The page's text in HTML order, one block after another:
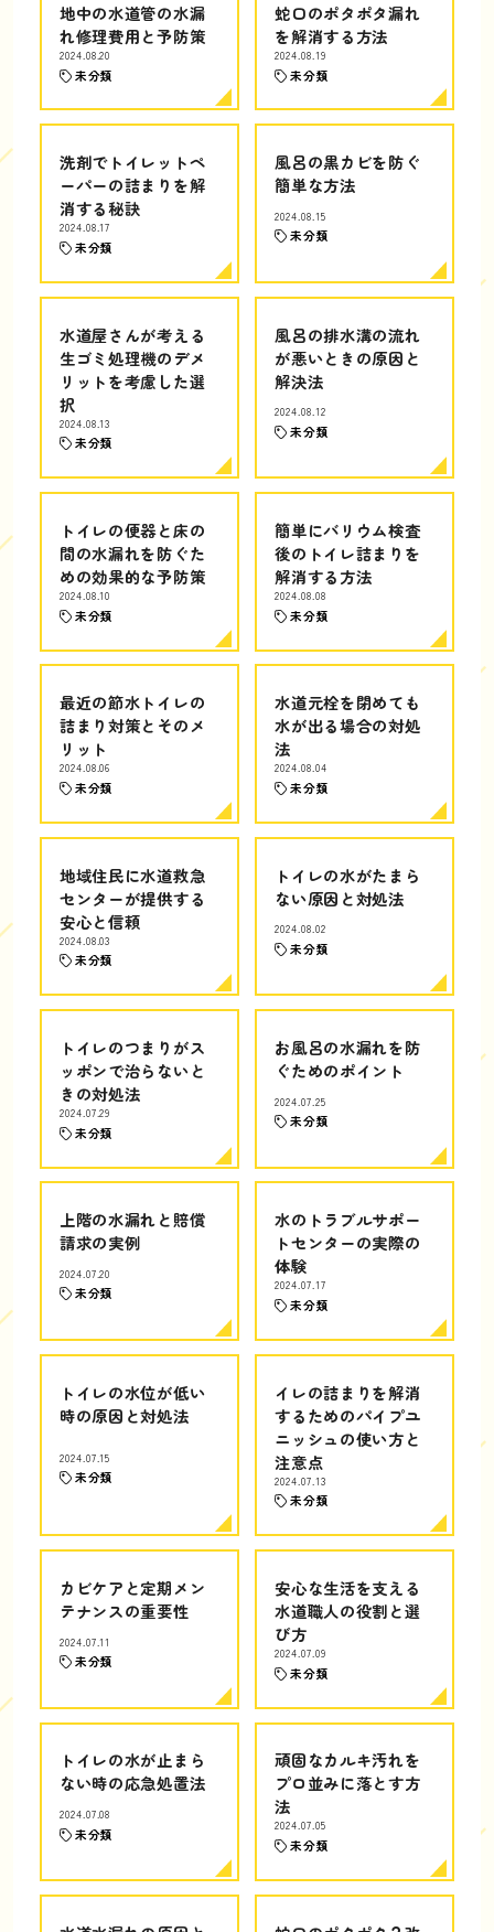
地中の水道管の水漏
れ修理費用と予防策
2024.08.20
未分類
蛇口のポタポタ漏れ
を解消する方法
2024.08.19
未分類
洗剤でトイレットペ
ーパーの詰まりを解
消する秘訣
2024.08.17
未分類
風呂の黒カビを防ぐ
簡単な方法
2024.08.15
未分類
水道屋さんが考える
生ゴミ処理機のデメ
リットを考慮した選
択
2024.08.13
未分類
風呂の排水溝の流れ
が悪いときの原因と
解決法
2024.08.12
未分類
トイレの便器と床の
間の水漏れを防ぐた
めの効果的な予防策
2024.08.10
未分類
簡単にバリウム検査
後のトイレ詰まりを
解消する方法
2024.08.08
未分類
最近の節水トイレの
詰まり対策とそのメ
リット
2024.08.06
未分類
水道元栓を閉めても
水が出る場合の対処
法
2024.08.04
未分類
地域住民に水道救急
センターが提供する
安心と信頼
2024.08.03
未分類
トイレの水がたまら
ない原因と対処法
2024.08.02
未分類
トイレのつまりがス
ッポンで治らないと
きの対処法
2024.07.29
未分類
お風呂の水漏れを防
ぐためのポイント
2024.07.25
未分類
上階の水漏れと賠償
請求の実例
2024.07.20
未分類
水のトラブルサポー
トセンターの実際の
体験
2024.07.17
未分類
トイレの水位が低い
時の原因と対処法
2024.07.15
未分類
イレの詰まりを解消
するためのパイプユ
ニッシュの使い方と
注意点
2024.07.13
未分類
カビケアと定期メン
テナンスの重要性
2024.07.11
未分類
安心な生活を支える
水道職人の役割と選
び方
2024.07.09
未分類
トイレの水が止まら
ない時の応急処置法
2024.07.08
未分類
頑固なカルキ汚れを
プロ並みに落とす方
法
2024.07.05
未分類